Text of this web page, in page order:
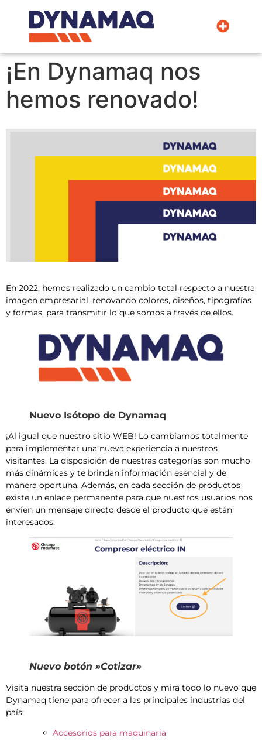
¡En Dynamaq nos
hemos renovado!
En 2022, hemos realizado un cambio total respecto a nuestra
imagen empresarial, renovando colores, diseños, tipografías
y formas, para transmitir lo que somos a través de ellos.
Nuevo Isótopo de Dynamaq
¡Al igual que nuestro sitio WEB! Lo cambiamos totalmente
para implementar una nueva experiencia a nuestros
visitantes. La disposición de nuestras categorías son mucho
más dinámicas y te brindan información esencial y de
manera oportuna. Además, en cada sección de productos
existe un enlace permanente para que nuestros usuarios nos
envíen un mensaje directo desde el producto que están
interesados.
Nuevo botón »Cotizar»
Visita nuestra sección de productos y mira todo lo nuevo que
Dynamaq tiene para ofrecer a las principales industrias del
país:
Accesorios para maquinaria